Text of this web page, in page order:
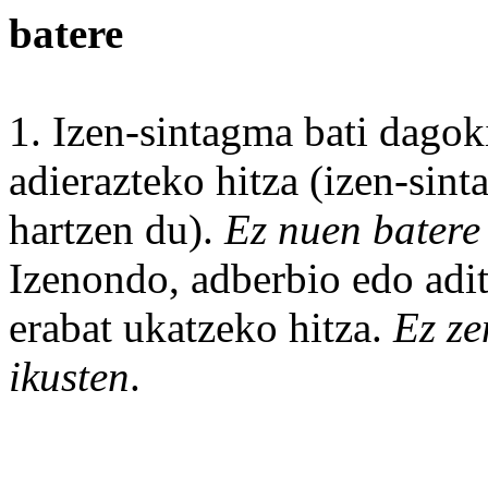
batere
1. Izen-sintagma bati
adierazteko hitza (izen-
hartzen du). Ez nuen batere
Izenondo, adberbio edo
erabat ukatzeko hitza. Ez
ikusten.